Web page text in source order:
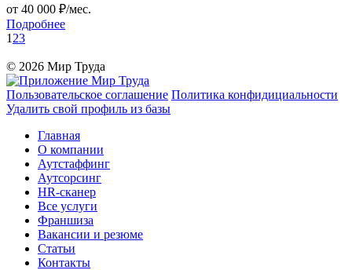
от 40 000 ₽/мес.
Подробнее
1 23
© 2026 Мир Труда
Пользовательское соглашение Политика конфидициальности
Удалить свой профиль из базы
Главная
О компании
Аутстаффинг
Аутсорсинг
HR-сканер
Все услуги
Франшиза
Вакансии и резюме
Статьи
Контакты